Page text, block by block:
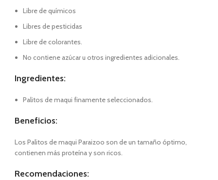
Libre de químicos
Libres de pesticidas
Libre de colorantes.
No contiene azúcar u otros ingredientes adicionales.
Ingredientes:
Palitos de maqui finamente seleccionados.
Beneficios:
Los Palitos de maqui Paraizoo son de un tamaño óptimo,
contienen más proteína y son ricos.
Recomendaciones: